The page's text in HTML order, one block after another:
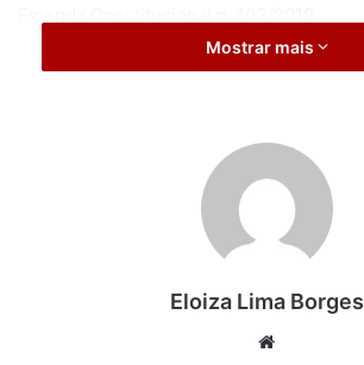
Mostrar mais
Eloiza Lima Borges
Website